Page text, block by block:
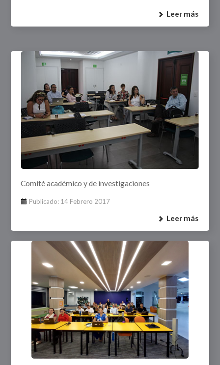
Leer más
Comité académico y de investigaciones
Publicado: 14 Febrero 2017
Leer más